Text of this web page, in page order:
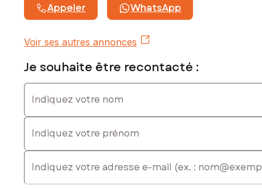
Appeler WhatsApp
Voir ses autres annonces
Je souhaite être recontacté :
Indiquez votre nom
Indiquez votre prénom
E-mail